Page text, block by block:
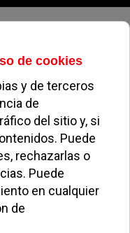
2026
protege
buzón